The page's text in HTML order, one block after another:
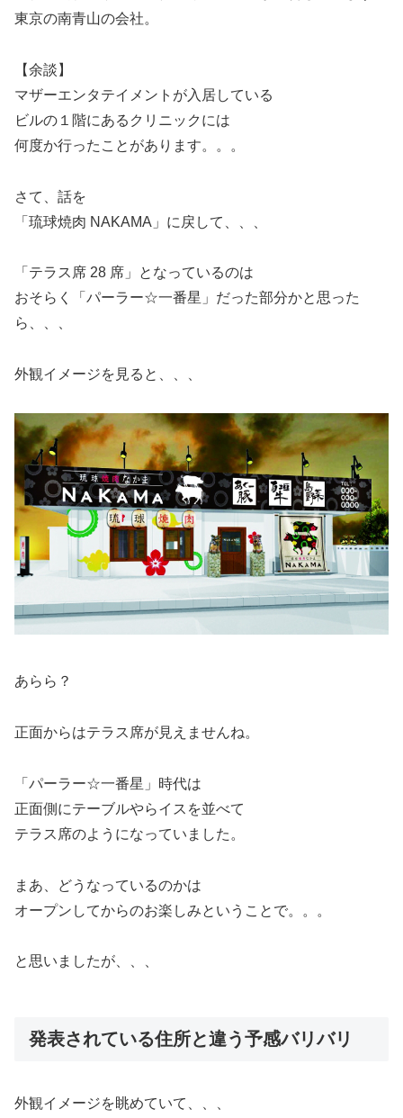
東京の南青山の会社。
【余談】
マザーエンタテイメントが入居している
ビルの１階にあるクリニックには
何度か行ったことがあります。。。
さて、話を
「琉球焼肉 NAKAMA」に戻して、、、
「テラス席 28 席」となっているのは
おそらく「パーラー☆一番星」だった部分かと思った
ら、、、
外観イメージを見ると、、、
あらら？
正面からはテラス席が見えませんね。
「パーラー☆一番星」時代は
正面側にテーブルやらイスを並べて
テラス席のようになっていました。
まあ、どうなっているのかは
オープンしてからのお楽しみということで。。。
と思いましたが、、、
発表されている住所と違う予感バリバリ
外観イメージを眺めていて、、、